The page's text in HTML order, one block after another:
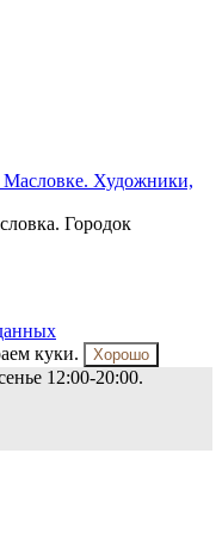
Городок
куки.
Хорошо
12:00-20:00.